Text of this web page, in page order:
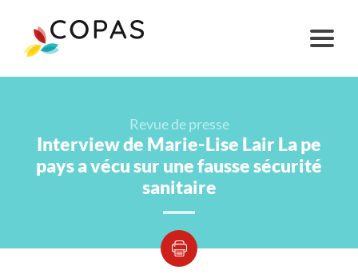
Revue de presse
Interview de Marie-Lise Lair La pe
pays a vécu sur une fausse sécurité
sanitaire